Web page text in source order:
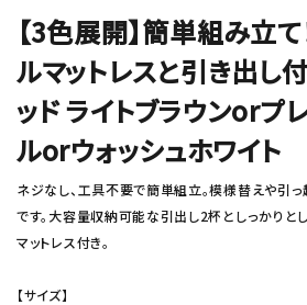
【3色展開】簡単組み立
ルマットレスと引き出し
ッド ライトブラウンorプ
ルorウォッシュホワイト
ネジなし、工具不要で簡単組立。模様替えや引
です。大容量収納可能な引出し2杯としっかりと
マットレス付き。
【サイズ】